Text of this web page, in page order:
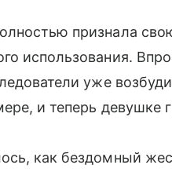
признала
использования.
уже
и теперь девушке
как бездомный